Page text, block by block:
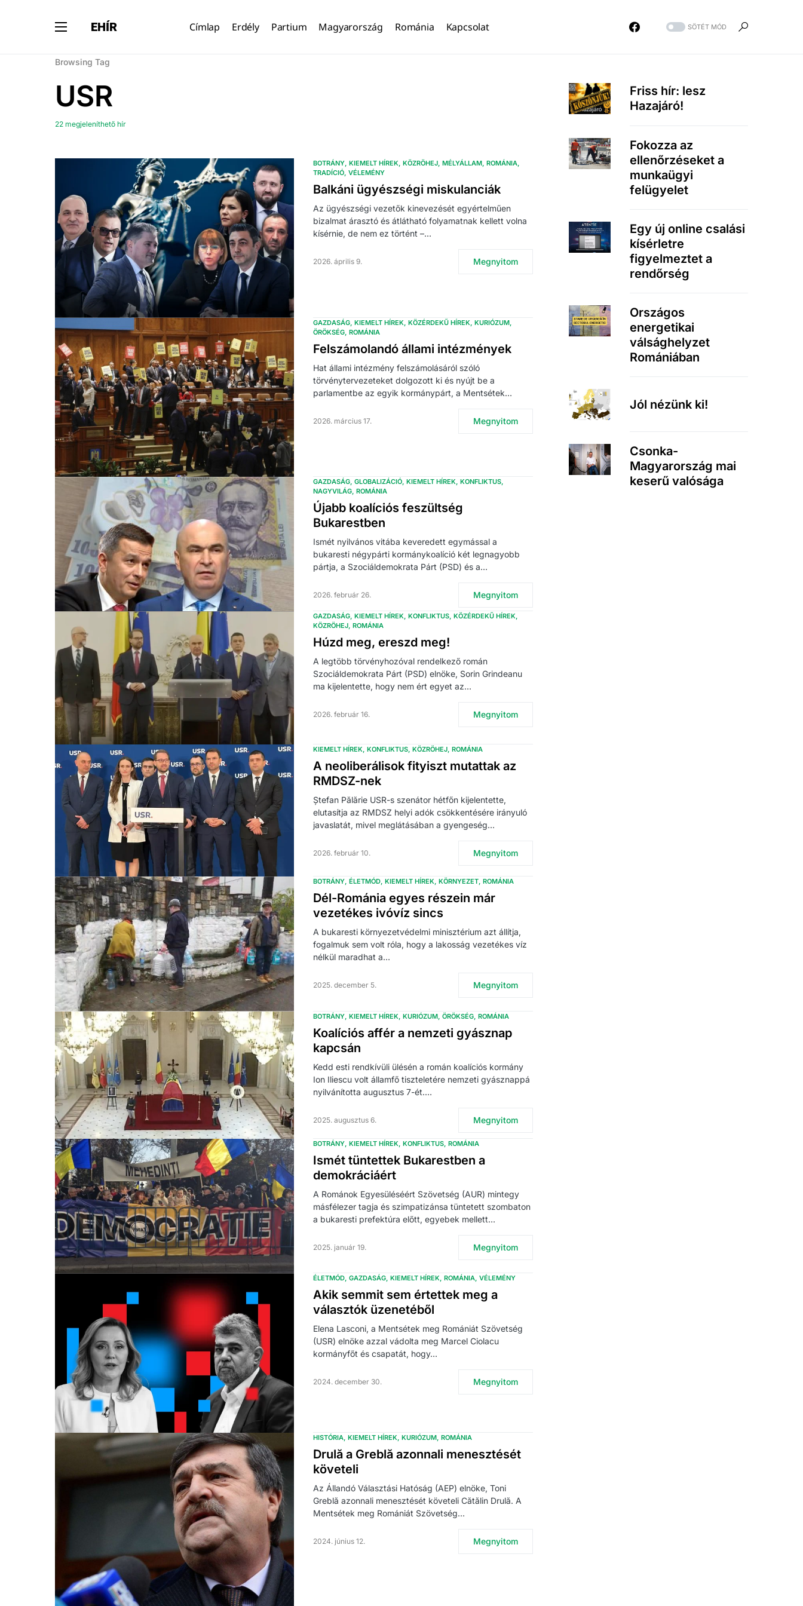
EHÍR Címlap Erdély Partium Magyarország Románia Kapcsolat SÖTÉT MÓD
Browsing Tag
USR
22 megjeleníthető hír
BOTRÁNY KIEMELT HÍREK KÖZRÖHEJ MÉLYÁLLAM ROMÁNIA
TRADÍCIÓ VÉLEMÉNY
Balkáni ügyészségi miskulanciák
Az ügyészségi vezetők kinevezését egyértelműen
bizalmat árasztó és átlátható folyamatnak kellett volna
kísérnie, de nem ez történt –…
2026. április 9. Megnyitom
GAZDASÁG KIEMELT HÍREK KÖZÉRDEKŰ HÍREK KURIÓZUM
ÖRÖKSÉG ROMÁNIA
Felszámolandó állami intézmények
Hat állami intézmény felszámolásáról szóló
törvénytervezeteket dolgozott ki és nyújt be a
parlamentbe az egyik kormánypárt, a Mentsétek…
2026. március 17. Megnyitom
GAZDASÁG GLOBALIZÁCIÓ KIEMELT HÍREK KONFLIKTUS
NAGYVILÁG ROMÁNIA
Újabb koalíciós feszültség
Bukarestben
Ismét nyilvános vitába keveredett egymással a
bukaresti négypárti kormánykoalíció két legnagyobb
pártja, a Szociáldemokrata Párt (PSD) és a…
2026. február 26. Megnyitom
GAZDASÁG KIEMELT HÍREK KONFLIKTUS KÖZÉRDEKŰ HÍREK
KÖZRÖHEJ ROMÁNIA
Húzd meg, ereszd meg!
A legtöbb törvényhozóval rendelkező román
Szociáldemokrata Párt (PSD) elnöke, Sorin Grindeanu
ma kijelentette, hogy nem ért egyet az…
2026. február 16. Megnyitom
KIEMELT HÍREK KONFLIKTUS KÖZRÖHEJ ROMÁNIA
A neoliberálisok fityiszt mutattak az
RMDSZ-nek
Ștefan Pălărie USR-s szenátor hétfőn kijelentette,
elutasítja az RMDSZ helyi adók csökkentésére irányuló
javaslatát, mivel meglátásában a gyengeség…
2026. február 10. Megnyitom
BOTRÁNY ÉLETMÓD KIEMELT HÍREK KÖRNYEZET ROMÁNIA
Dél-Románia egyes részein már
vezetékes ivóvíz sincs
A bukaresti környezetvédelmi minisztérium azt állítja,
fogalmuk sem volt róla, hogy a lakosság vezetékes víz
nélkül maradhat a…
2025. december 5. Megnyitom
BOTRÁNY KIEMELT HÍREK KURIÓZUM ÖRÖKSÉG ROMÁNIA
Koalíciós affér a nemzeti gyásznap
kapcsán
Kedd esti rendkívüli ülésén a román koalíciós kormány
Ion Iliescu volt államfő tiszteletére nemzeti gyásznappá
nyilvánította augusztus 7-ét.…
2025. augusztus 6. Megnyitom
BOTRÁNY KIEMELT HÍREK KONFLIKTUS ROMÁNIA
Ismét tüntettek Bukarestben a
demokráciáért
A Románok Egyesüléséért Szövetség (AUR) mintegy
másfélezer tagja és szimpatizánsa tüntetett szombaton
a bukaresti prefektúra előtt, egyebek mellett…
2025. január 19. Megnyitom
ÉLETMÓD GAZDASÁG KIEMELT HÍREK ROMÁNIA VÉLEMÉNY
Akik semmit sem értettek meg a
választók üzenetéből
Elena Lasconi, a Mentsétek meg Romániát Szövetség
(USR) elnöke azzal vádolta meg Marcel Ciolacu
kormányfőt és csapatát, hogy…
2024. december 30. Megnyitom
HISTÓRIA KIEMELT HÍREK KURIÓZUM ROMÁNIA
Drulă a Greblă azonnali menesztését
követeli
Az Állandó Választási Hatóság (AEP) elnöke, Toni
Greblă azonnali menesztését követeli Cătălin Drulă. A
Mentsétek meg Romániát Szövetség…
2024. június 12. Megnyitom
Friss hír: lesz
Hazajáró!
Fokozza az
ellenőrzéseket a
munkaügyi
felügyelet
Egy új online csalási
kísérletre
figyelmeztet a
rendőrség
Országos
energetikai
válsághelyzet
Romániában
Jól nézünk ki!
Csonka-
Magyarország mai
keserű valósága